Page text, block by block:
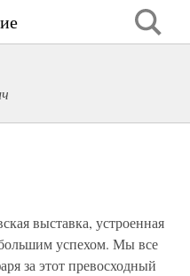
выставка, устроенная
успехом. Мы все
за этот превосходный